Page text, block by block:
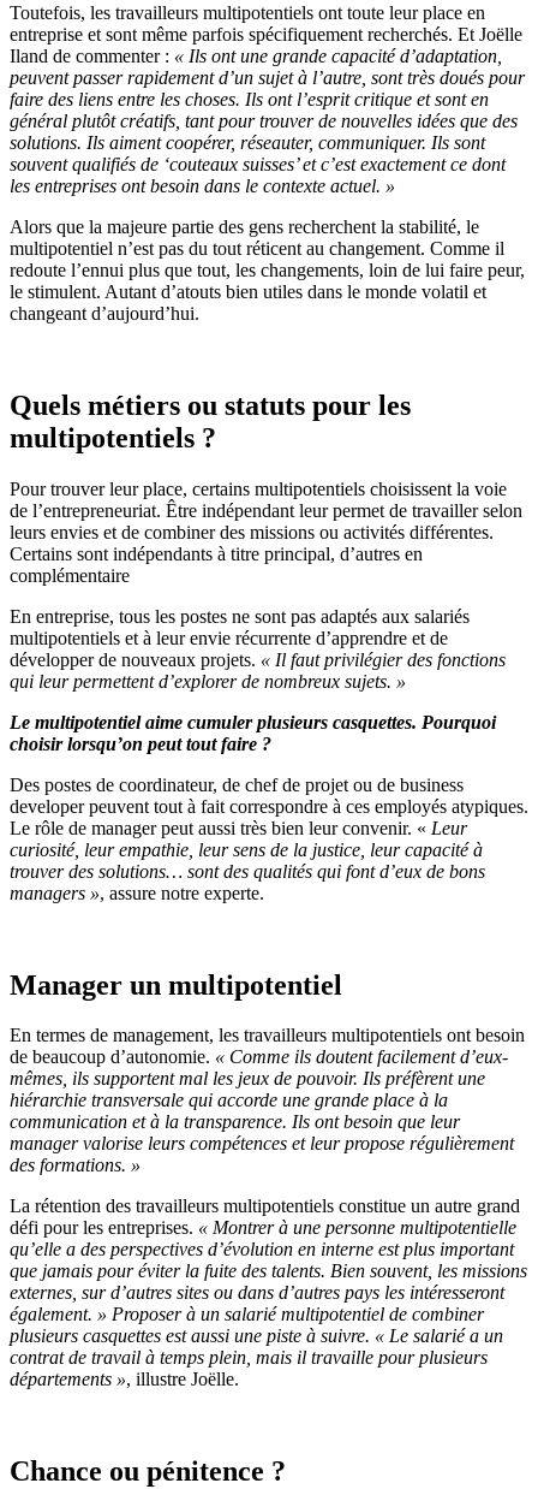
Toutefois, les travailleurs multipotentiels ont toute leur place en
entreprise et sont même parfois spécifiquement recherchés. Et Joëlle
Iland de commenter : « Ils ont une grande capacité d’adaptation,
peuvent passer rapidement d’un sujet à l’autre, sont très doués pour
faire des liens entre les choses. Ils ont l’esprit critique et sont en
général plutôt créatifs, tant pour trouver de nouvelles idées que des
solutions. Ils aiment coopérer, réseauter, communiquer. Ils sont
souvent qualifiés de ‘couteaux suisses’ et c’est exactement ce dont
les entreprises ont besoin dans le contexte actuel. »
Alors que la majeure partie des gens recherchent la stabilité, le
multipotentiel n’est pas du tout réticent au changement. Comme il
redoute l’ennui plus que tout, les changements, loin de lui faire peur,
le stimulent. Autant d’atouts bien utiles dans le monde volatil et
changeant d’aujourd’hui.
Quels métiers ou statuts pour les
multipotentiels ?
Pour trouver leur place, certains multipotentiels choisissent la voie
de l’entrepreneuriat. Être indépendant leur permet de travailler selon
leurs envies et de combiner des missions ou activités différentes.
Certains sont indépendants à titre principal, d’autres en
complémentaire
En entreprise, tous les postes ne sont pas adaptés aux salariés
multipotentiels et à leur envie récurrente d’apprendre et de
développer de nouveaux projets. « Il faut privilégier des fonctions
qui leur permettent d’explorer de nombreux sujets. »
Le multipotentiel aime cumuler plusieurs casquettes. Pourquoi
choisir lorsqu’on peut tout faire ?
Des postes de coordinateur, de chef de projet ou de business
developer peuvent tout à fait correspondre à ces employés atypiques.
Le rôle de manager peut aussi très bien leur convenir. « Leur
curiosité, leur empathie, leur sens de la justice, leur capacité à
trouver des solutions… sont des qualités qui font d’eux de bons
managers », assure notre experte.
Manager un multipotentiel
En termes de management, les travailleurs multipotentiels ont besoin
de beaucoup d’autonomie. « Comme ils doutent facilement d’eux-
mêmes, ils supportent mal les jeux de pouvoir. Ils préfèrent une
hiérarchie transversale qui accorde une grande place à la
communication et à la transparence. Ils ont besoin que leur
manager valorise leurs compétences et leur propose régulièrement
des formations. »
La rétention des travailleurs multipotentiels constitue un autre grand
défi pour les entreprises. « Montrer à une personne multipotentielle
qu’elle a des perspectives d’évolution en interne est plus important
que jamais pour éviter la fuite des talents. Bien souvent, les missions
externes, sur d’autres sites ou dans d’autres pays les intéresseront
également. » Proposer à un salarié multipotentiel de combiner
plusieurs casquettes est aussi une piste à suivre. « Le salarié a un
contrat de travail à temps plein, mais il travaille pour plusieurs
départements », illustre Joëlle.
Chance ou pénitence ?